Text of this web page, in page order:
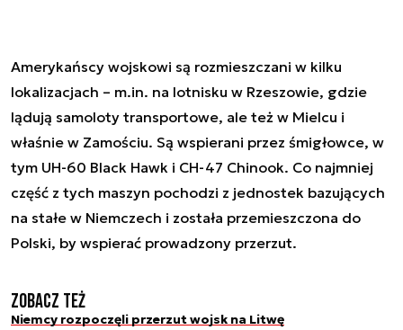
Amerykańscy wojskowi są rozmieszczani w kilku
lokalizacjach – m.in. na lotnisku w Rzeszowie, gdzie
lądują samoloty transportowe, ale też w Mielcu i
właśnie w Zamościu. Są wspierani przez śmigłowce, w
tym UH-60 Black Hawk i CH-47 Chinook. Co najmniej
część z tych maszyn pochodzi z jednostek bazujących
na stałe w Niemczech i została przemieszczona do
Polski, by wspierać prowadzony przerzut.
Zobacz też
Niemcy rozpoczęli przerzut wojsk na Litwę